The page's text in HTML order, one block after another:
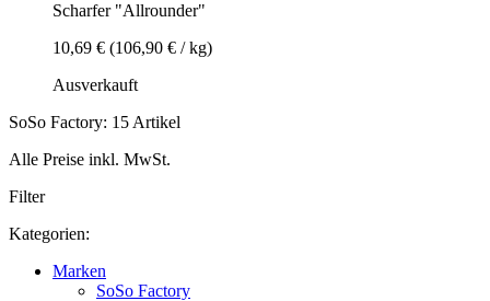
Scharfer "Allrounder"
10,69 € (106,90 € / kg)
Ausverkauft
SoSo Factory: 15 Artikel
Alle Preise inkl. MwSt.
Filter
Kategorien:
Marken
SoSo Factory